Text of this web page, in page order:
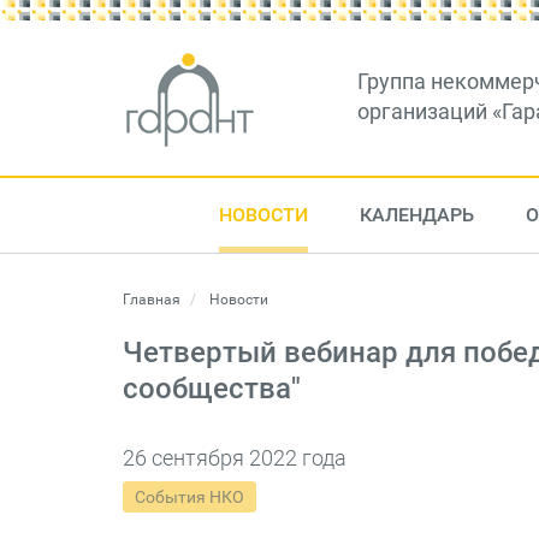
Группа
организаций
НОВОСТИ КАЛЕНДАРЬ
Главная Новости
Четвертый вебинар для
сообщества"
26 сентября 2022 года
События НКО